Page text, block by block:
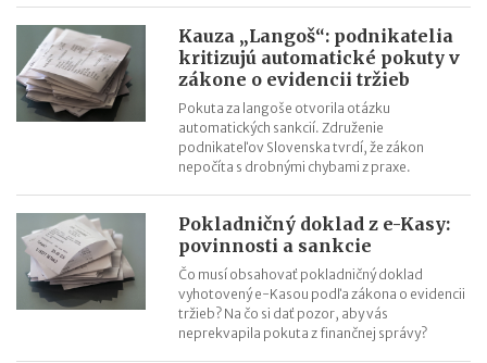
Kauza „Langoš“: podnikatelia
kritizujú automatické pokuty v
zákone o evidencii tržieb
Pokuta za langoše otvorila otázku
automatických sankcií. Združenie
podnikateľov Slovenska tvrdí, že zákon
nepočíta s drobnými chybami z praxe.
Pokladničný doklad z e-Kasy:
povinnosti a sankcie
Čo musí obsahovať pokladničný doklad
vyhotovený e-Kasou podľa zákona o evidencii
tržieb? Na čo si dať pozor, aby vás
neprekvapila pokuta z finančnej správy?